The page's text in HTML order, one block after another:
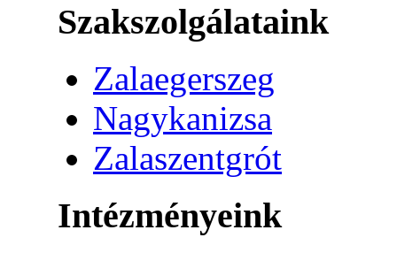
Szakszolgálataink
Zalaegerszeg
Nagykanizsa
Zalaszentgrót
Intézményeink